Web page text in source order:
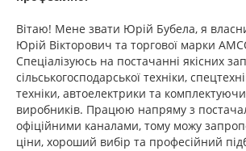
Вітаю! Мене звати Юрій Бубела, я
Юрій Вікторович та торгової марки
Спеціалізуюсь на постачанні якісних
сільськогосподарської техніки,
техніки, автоелектрики та
виробників. Працюю напряму з
офіційними каналами, тому можу
ціни, хороший вибір та професійний